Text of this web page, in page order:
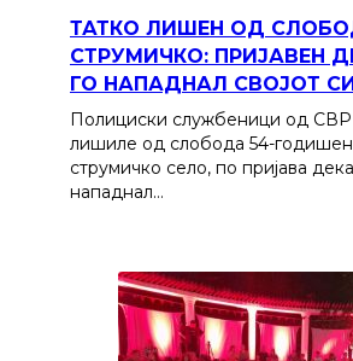
ТАТКО ЛИШЕН ОД
СТРУМИЧКО: ПРИЈАВЕН
ГО НАПАДНАЛ СВОЈОТ
Полициски службеници од СВР
лишиле од слобода 54-
струмичко село, по пријава
нападнал…